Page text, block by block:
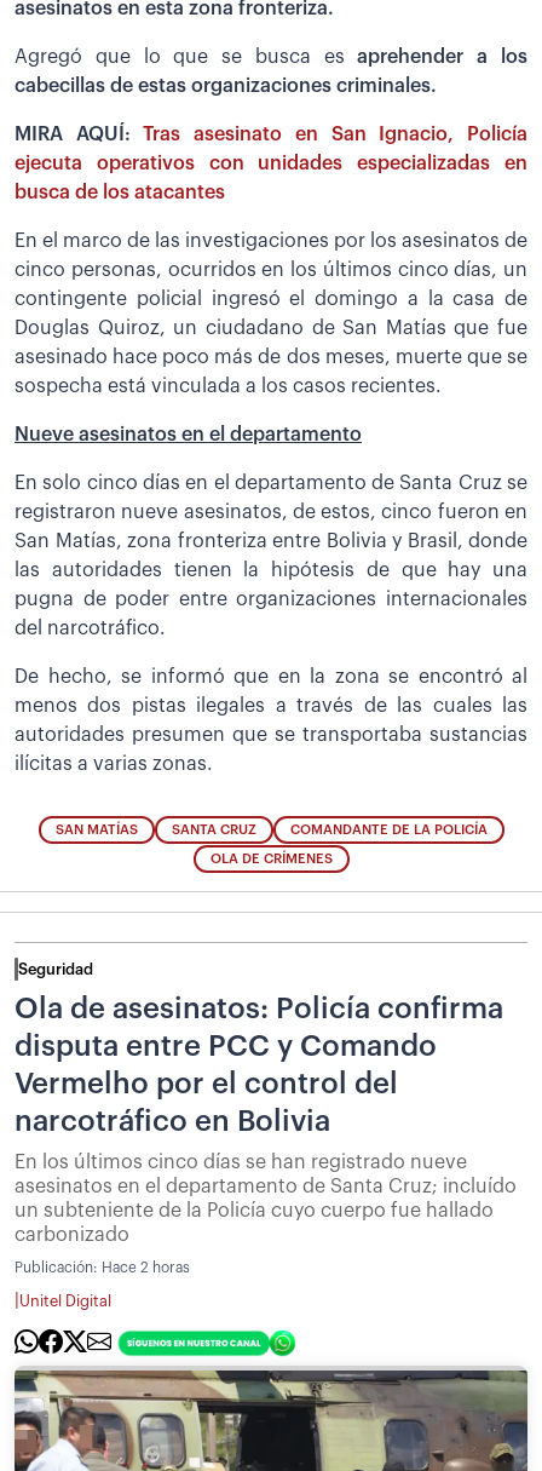
asesinatos en esta zona fronteriza.
Agregó que lo que se busca esaprehender a los
cabecillas de estas organizaciones criminales.
MIRA AQUÍ:Tras asesinato en San Ignacio, Policía
ejecuta operativos con unidades especializadas en
busca de los atacantes
En el marco de las investigaciones por los asesinatos de
cinco personas, ocurridos en los últimos cinco días, un
contingente policial ingresó el domingo a la casa de
Douglas Quiroz, un ciudadano de San Matías que fue
asesinado hace poco más de dos meses, muerte que se
sospecha está vinculada a los casos recientes.
Nueve asesinatos en el departamento
En solo cinco días en el departamento de Santa Cruz se
registraron nueve asesinatos, de estos, cinco fueron en
San Matías, zona fronteriza entre Bolivia y Brasil, donde
las autoridades tienen la hipótesis de que hay una
pugna de poder entre organizaciones internacionales
del narcotráfico.
De hecho, se informó que en la zona se encontró al
menos dos pistas ilegales a través de las cuales las
autoridades presumen que se transportaba sustancias
ilícitas a varias zonas.
SAN MATÍAS SANTA CRUZ COMANDANTE DE LA POLICÍA
OLA DE CRÍMENES
Seguridad
Ola de asesinatos: Policía confirma
disputa entre PCC y Comando
Vermelho por el control del
narcotráfico en Bolivia
En los últimos cinco días se han registrado nueve
asesinatos en el departamento de Santa Cruz; incluído
un subteniente de la Policía cuyo cuerpo fue hallado
carbonizado
Publicación: Hace 2 horas
Unitel Digital